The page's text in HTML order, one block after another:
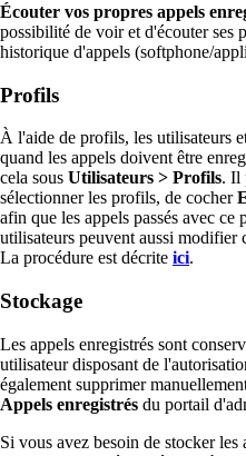
Écouter vos propres appels
possibilité de voir et d'écouter ses
historique d'appels (softphone/
Profils
À l'aide de profils, les utilisateurs
quand les appels doivent être
cela sous Utilisateurs > Profils. Il
sélectionner les profils, de cocher
afin que les appels passés avec
utilisateurs peuvent aussi modifier
La procédure est décrite ici.
Stockage
Les appels enregistrés sont
utilisateur disposant de
également supprimer
Appels enregistrés du portail
Si vous avez besoin de stocker les